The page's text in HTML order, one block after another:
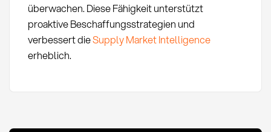
überwachen. Diese Fähigkeit unterstützt
proaktive Beschaffungsstrategien und
verbessert dieSupply Market Intelligence
erheblich.